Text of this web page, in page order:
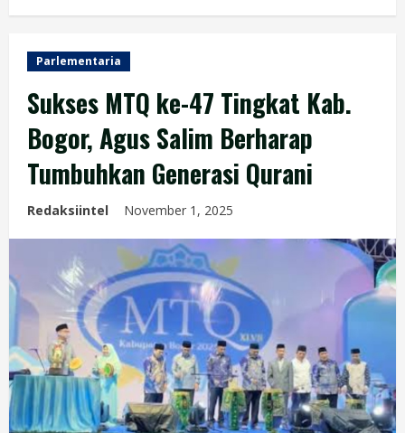
Parlementaria
Sukses MTQ ke-47 Tingkat Kab.
Bogor, Agus Salim Berharap
Tumbuhkan Generasi Qurani
Redaksiintel November 1, 2025